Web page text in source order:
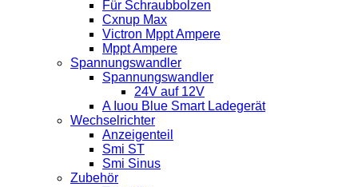
Für Schraubbolzen
Cxnup Max
Victron Mppt Ampere
Mppt Ampere
Spannungswandler
Spannungswandler
24V auf 12V
A Iuou Blue Smart Ladegerät
Wechselrichter
Anzeigenteil
Smi ST
Smi Sinus
Zubehör